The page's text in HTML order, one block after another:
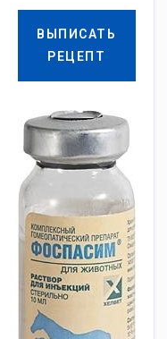
ВЫПИСАТЬ
РЕЦЕПТ